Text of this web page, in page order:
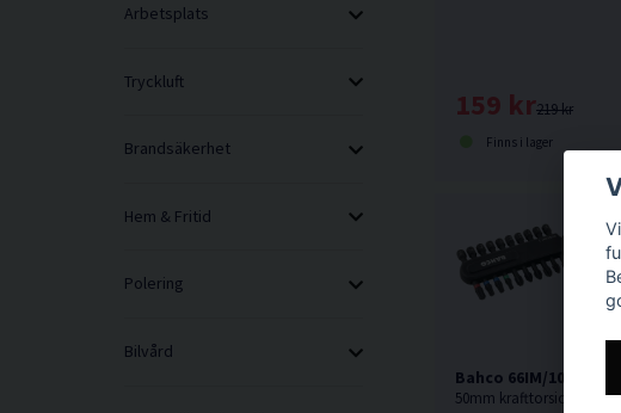
Arbetsplats
Tryckluft
Brandsäkerhet
Hem & Fritid
Polering
Bilvård
219 kr
159 kr
Finns i lager
Bahco 66IM/10C
50mm krafttorsionsbitssats med 10 delar från Bahco. Torsionbits används med fördel i en slagskruvdragare. Passar direkt i chucken.